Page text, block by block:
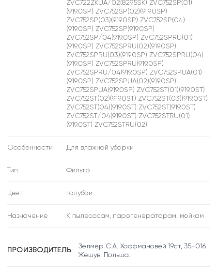
ZVC722ZKUA/02(829.5SK) ZVC752SP(01)
(919.0SP) ZVC752SP(02)(919.0SP)
ZVC752SP(03)(919.0SP) ZVC752SP(04)
(919.0SP) ZVC752SP(919.0SP)
ZVC752SP/04(919.0SP) ZVC752SPRU(01)
(919.0SP) ZVC752SPRU(02)(919.0SP)
ZVC752SPRU(03)(919.0SP) ZVC752SPRU(04)
(919.0SP) ZVC752SPRU(919.0SP)
ZVC752SPRU/04(919.0SP) ZVC752SPUA(01)
(919.0SP) ZVC752SPUA(02)(919.0SP)
ZVC752SPUA(919.0SP) ZVC752ST(01)(919.0ST)
ZVC752ST(02)(919.0ST) ZVC752ST(03)(919.0ST)
ZVC752ST(04)(919.0ST) ZVC752ST(919.0ST)
ZVC752ST/04(919.0ST) ZVC752STRU(01)
(919.0ST) ZVC752STRU(02)
Особенности Для влажной уборки
Тип Фильтр
Цвет голубой
Назначение К пылесосам, парогенераторам, мойкам
ПРОИЗВОДИТЕЛЬ
Зелмер С.А. Хоффмановей 19ст, 35-016
Жешув, Польша.